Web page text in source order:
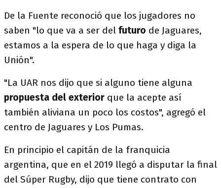
De la Fuente reconoció que los jugadores no
saben "lo que va a ser del futuro de Jaguares,
estamos a la espera de lo que haga y diga la
Unión".
"La UAR nos dijo que si alguno tiene alguna
propuesta del exterior que la acepte así
también aliviana un poco los costos", agregó el
centro de Jaguares y Los Pumas.
En principio el capitán de la franquicia
argentina, que en el 2019 llegó a disputar la final
del Súper Rugby, dijo que tiene contrato con